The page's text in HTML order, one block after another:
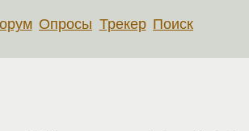
Опросы Трекер Поиск